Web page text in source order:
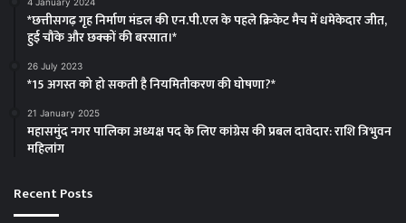
करने
उठाई
*छत्तीसगढ़ गृह निर्माण मंडल की एन.पी.एल के पहले क्रिकेट मैच में धमेकेदार जीत,
हुई चौंके और छक्कों की बरसात।*
26 July 2023
*15 अगस्त को हो सकती है नियमितीकरण की घोषणा?*
21 January 2025
महासमुंद नगर पालिका अध्यक्ष पद के लिए कांग्रेस की प्रबल दावेदार: राशि त्रिभुवन
महिलांग
Recent Posts